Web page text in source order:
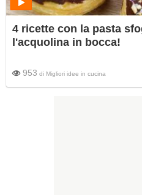
4 ricette con la pasta
l'acquolina in bocca!
953 di Migliori idee in cucina